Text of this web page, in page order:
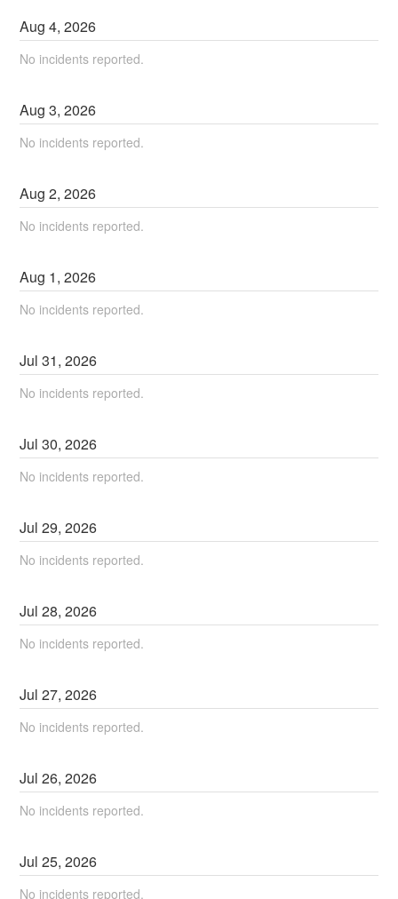
Aug4,2026
No incidents reported.
Aug3,2026
No incidents reported.
Aug2,2026
No incidents reported.
Aug 1,2026
No incidents reported.
Jul31,2026
No incidents reported.
Jul30,2026
No incidents reported.
Jul29,2026
No incidents reported.
Jul28,2026
No incidents reported.
Jul27,2026
No incidents reported.
Jul26,2026
No incidents reported.
Jul25,2026
No incidents reported.